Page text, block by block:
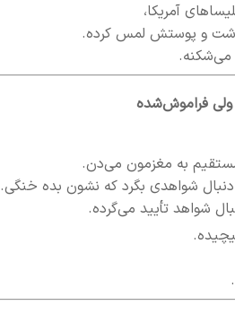
آمریکا،
و پوستش لمس کرده.
می‌شکنه.
فراموش‌شده
به مغزمون می‌دن.
شواهدی بگرد که نشون بده خنگی.
شواهد تأیید می‌گرده.